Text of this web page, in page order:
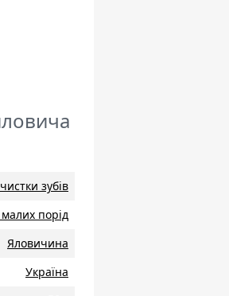
зубів
порід
Яловичина
Україна